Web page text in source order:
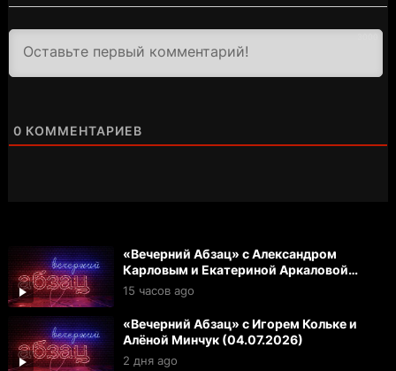
0 КОММЕНТАРИЕВ
«Вечерний Абзац» с Александром
Карловым и Екатериной Аркаловой
(05.08.2026)
15 часов ago
«Вечерний Абзац» с Игорем Кольке и
Алёной Минчук (04.07.2026)
2 дня ago